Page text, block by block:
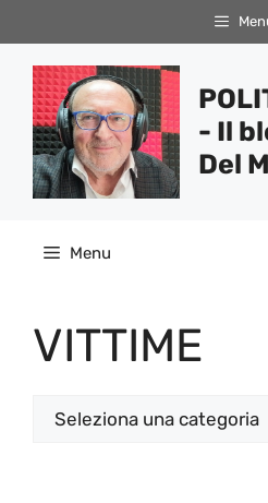
al
contenuto
- Il
Del
Menu
VITTIME
Categorie